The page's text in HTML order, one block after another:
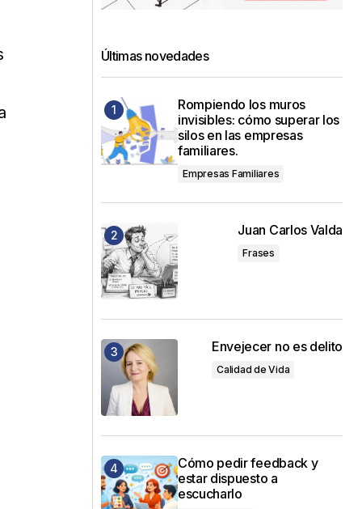
Últimas novedades
Rompiendo los muros
invisibles: cómo superar los
silos en las empresas
familiares.
Empresas Familiares
Juan Carlos Valda
Frases
Envejecer no es delito
Calidad de Vida
Cómo pedir feedback y
estar dispuesto a
escucharlo